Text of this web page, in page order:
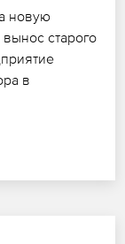
новую
старого
в